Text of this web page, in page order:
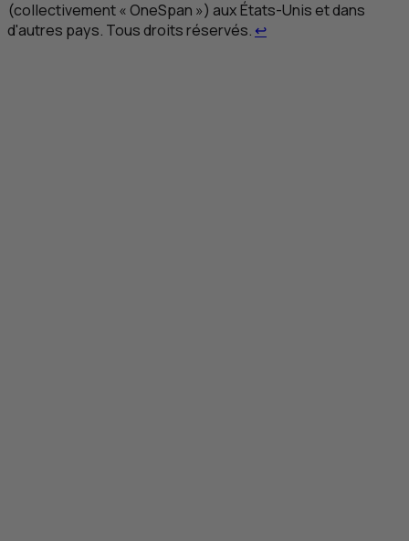
(collectivement «OneSpan ») aux États-Unis et dans
d'autres pays. Tous droits réservés. ↩Retour au renvoi 2